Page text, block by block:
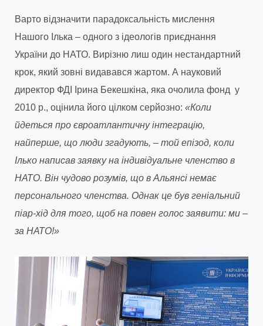
Варто відзначити парадоксальність мислення
Нашого Ілька – одного з ідеологів приєднання
України до НАТО. Вирізню лиш один нестандартний
крок, який зовні видавався жартом. А науковий
директор ФДІ Ірина Бекешкіна, яка очолила фонд у
2010 р., оцінила його цілком серйозно: «Коли
йдеться про євроатлантичну інтеграцію,
найперше, що люди згадують, – той епізод, коли
Ілько написав заявку на індивідуальне членство в
НАТО. Він чудово розумів, що в Альянсі немає
персонального членства. Однак це був геніальний
піар-хід для того, щоб на повен голос заявити: ми –
за НАТО!»